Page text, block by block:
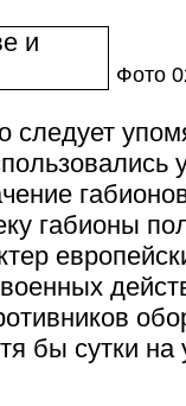
Фото
следует
габионы
бы сутки на